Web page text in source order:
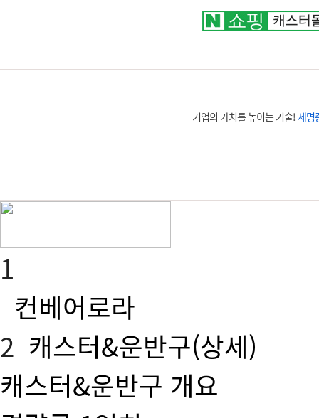
기업의 가치를 높이는 기술! 세명
1
컨베어로라
2 캐스터&운반구(상세)
캐스터&운반구 개요